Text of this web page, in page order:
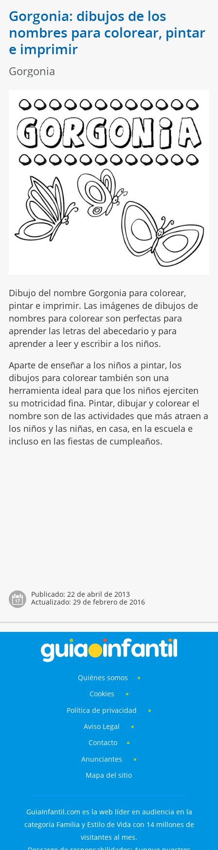
Gorgonia: dibujos de los
nombres para colorear, pintar
e imprimir
Gorgonia
Dibujo del nombre Gorgonia para colorear,
pintar e imprimir. Las imágenes de dibujos de
nombres para colorear son perfectas para
aprender las letras del abecedario y para
aprender a leer y escribir a los niños.
Aparte de enseñar a los niños a pintar, los
dibujos para colorear también son una
herramienta ideal para que los niños ejerciten
su motricidad fina. Pintar, dibujar y colorear el
nombre son de las actividades que más atraen a
los niños y las niñas, en casa, en la escuela e
incluso en las fiestas de cumpleaños.
Publicado: 22 de abril de 2013
Actualizado: 29 de febrero de 2016
Quiénes somos
Cookies
Política de privacidad
Aviso Legal
Contacto
Anunciantes
Mapa del sitio
GuiaInfantil.com es la web líder en audiencia en la
categoría Familia y Estilo de Vida con 14 millones de
visitantes al mes.